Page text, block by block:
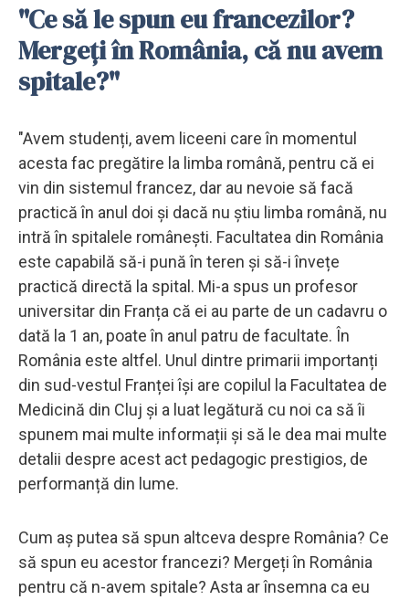
"Ce să le spun eu francezilor?
Mergeți în România, că nu avem
spitale?"
"Avem studenți, avem liceeni care în momentul
acesta fac pregătire la limba română, pentru că ei
vin din sistemul francez, dar au nevoie să facă
practică în anul doi și dacă nu știu limba română, nu
intră în spitalele românești. Facultatea din România
este capabilă să-i pună în teren și să-i învețe
practică directă la spital. Mi-a spus un profesor
universitar din Franța că ei au parte de un cadavru o
dată la 1 an, poate în anul patru de facultate. În
România este altfel. Unul dintre primarii importanți
din sud-vestul Franței își are copilul la Facultatea de
Medicină din Cluj și a luat legătură cu noi ca să îi
spunem mai multe informații și să le dea mai multe
detalii despre acest act pedagogic prestigios, de
performanță din lume.
Cum aș putea să spun altceva despre România? Ce
să spun eu acestor francezi? Mergeți în România
pentru că n-avem spitale? Asta ar însemna ca eu